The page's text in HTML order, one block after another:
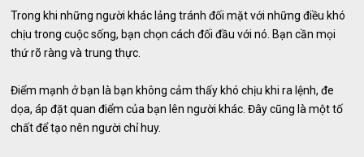
Trong khi những người khác lảng tránh đối mặt với những điều khó
chịu trong cuộc sống, bạn chọn cách đối đầu với nó. Bạn cần mọi
thứ rõ ràng và trung thực.
Điểm mạnh ở bạn là bạn không cảm thấy khó chịu khi ra lệnh, đe
dọa, áp đặt quan điểm của bạn lên người khác. Đây cũng là một tố
chất để tạo nên người chỉ huy.